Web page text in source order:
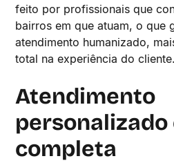
feito por profissionais que
bairros em que atuam, o que
atendimento humanizado,
total na experiência do cliente.
Atendimento
completa